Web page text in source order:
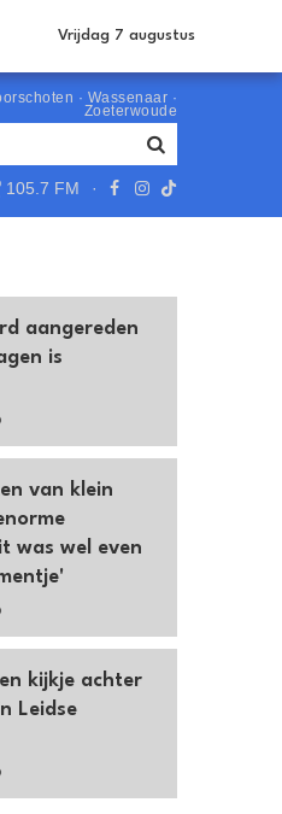
Vrijdag 7 augustus
· Wassenaar ·
Zoeterwoude
105.7 FM ·
aangereden
is
van klein
was wel even
kijkje achter
Leidse